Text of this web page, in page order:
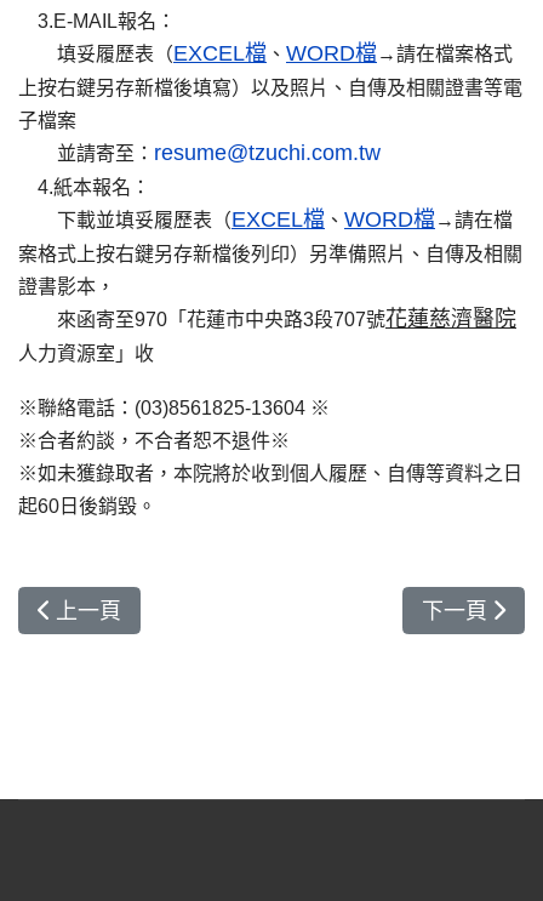
3.E-MAIL報名：
填妥履歷表（EXCEL檔 、 WORD檔 →請在檔案格式
上按右鍵另存新檔後填寫）以及照片、自傳及相關證書等電
子檔案
並請寄至： resume@tzuchi.com.tw
4.紙本報名：
下載並填妥履歷表（EXCEL檔 、 WORD檔 →請在檔
案格式上按右鍵另存新檔後列印）另準備照片、自傳及相關
證書影本，
來函寄至970「花蓮市中央路3段707號花蓮慈濟醫院
人力資源室」收
※聯絡電話：(03)8561825-13604 ※
※合者約談，不合者恕不退件※
※如未獲錄取者，本院將於收到個人履歷、自傳等資料之日
起60日後銷毀。
上一篇文章: 藥學部-西藥師
上一頁 下一篇文章
下一頁